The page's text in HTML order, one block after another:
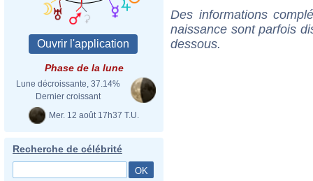
Phase de la lune
Lune décroissante, 37.14%
Dernier croissant
Mer. 12 août 17h37 T.U.
Recherche de célébrité
Des informations
naissance sont parfois
dessous.